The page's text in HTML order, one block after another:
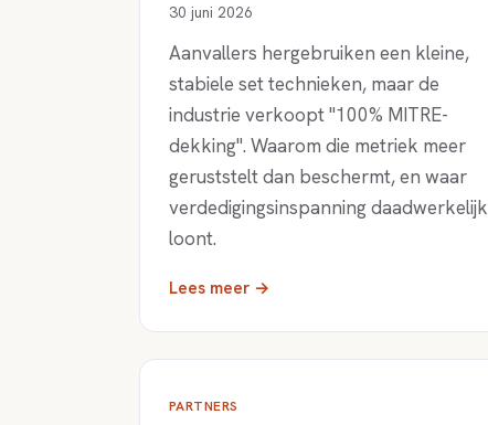
30 juni 2026
Aanvallers hergebruiken een kleine,
stabiele set technieken, maar de
industrie verkoopt "100% MITRE-
dekking". Waarom die metriek meer
geruststelt dan beschermt, en waar
verdedigingsinspanning daadwerkelijk
loont.
Lees meer →
PARTNERS